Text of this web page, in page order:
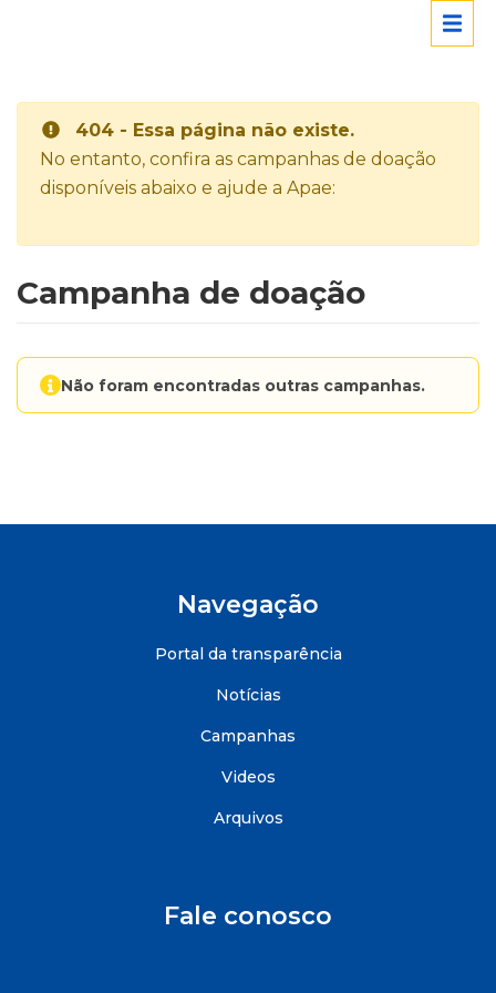
404 - Essa página não existe.
No entanto, confira as campanhas de doação
disponíveis abaixo e ajude a Apae:
Campanha de doação
Não foram encontradas outras campanhas.
Navegação
Portal da transparência
Notícias
Campanhas
Videos
Arquivos
Fale conosco